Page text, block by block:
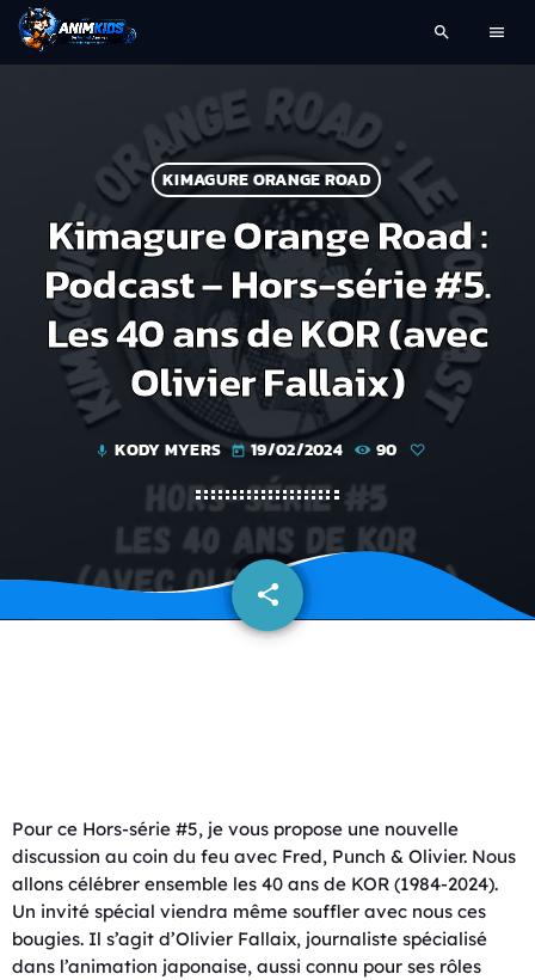
search menu
KIMAGURE ORANGE ROAD
Kimagure Orange Road :
Podcast – Hors-série #5.
Les 40 ans de KOR (avec
Olivier Fallaix)
mic KODY MYERS today 19/02/2024 90
share
email
Pour ce Hors-série #5, je vous propose une nouvelle
discussion au coin du feu avec Fred, Punch & Olivier. Nous
allons célébrer ensemble les 40 ans de KOR (1984-2024).
Un invité spécial viendra même souffler avec nous ces
bougies. Il s’agit d’Olivier Fallaix, journaliste spécialisé
dans l’animation japonaise, aussi connu pour ses rôles